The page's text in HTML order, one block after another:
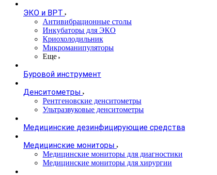
ЭКО и ВРТ
Антивибрационные столы
Инкубаторы для ЭКО
Криохолодильник
Микроманипуляторы
Еще
Буровой инструмент
Денситометры
Рентгеновские денситометры
Ультразвуковые денситометры
Медицинские дезинфицирующие средства
Медицинские мониторы
Медицинские мониторы для диагностики
Медицинские мониторы для хирургии